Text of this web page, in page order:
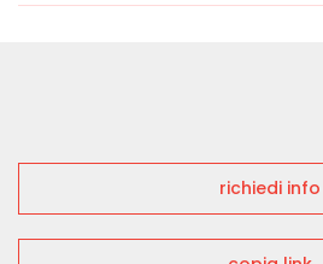
richiedi info